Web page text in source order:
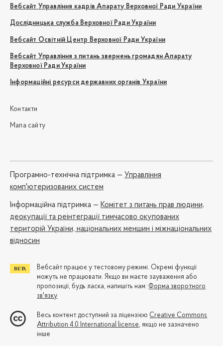
Вебсайт Управління кадрів Апарату Верховної Ради України
Дослідницька служба Верховної Ради України
Вебсайт Освітній Центр Верховної Ради України
Вебсайт Управління з питань звернень громадян Апарату
Верховної Ради України
Інформаційні ресурси державних органів України
Контакти
Мапа сайту
Програмно-технічна підтримка — Управління
комп'ютеризованих систем
Iнформаційна підтримка — Комітет з питань прав людини,
деокупації та реінтеграції тимчасово окупованих
територій України, національних меншин і міжнаціональних
відносин
Вебсайт працює у тестовому режимі. Окремі функції
можуть не працювати. Якщо ви маєте зауваження або
пропозиції, будь ласка, напишіть нам: Форма зворотного
зв'язку
Весь контент доступний за ліцензією Creative Commons
Attribution 4.0 International license, якщо не зазначено
інше